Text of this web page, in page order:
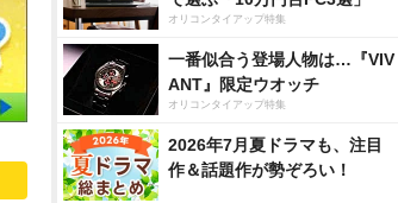
オリコンタイアップ特集
一番似合う登場人物は…『VIV
ANT』限定ウオッチ
オリコンタイアップ特集
2026年7月夏ドラマも、注目
作＆話題作が勢ぞろい！